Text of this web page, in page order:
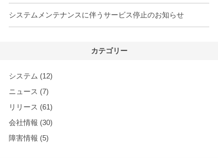
システムメンテナンスに伴うサービス停止のお知らせ
カテゴリー
システム (12)
ニュース (7)
リリース (61)
会社情報 (30)
障害情報 (5)